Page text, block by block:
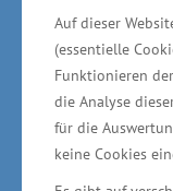
Auf dieser
(essentielle
Funktionieren
die Analyse
für die
keine Cookies
Erzeugnisse.
M-V beliefen
74 Millionen
entspricht 1,4
nach M-V. Im
den